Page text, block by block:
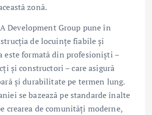
zonă.
Development Group pune în
de locuințe fiabile și
este formată din profesioniști –
și constructori – care asigură
și durabilitate pe termen lung.
se bazează pe standarde înalte
crearea de comunități moderne,